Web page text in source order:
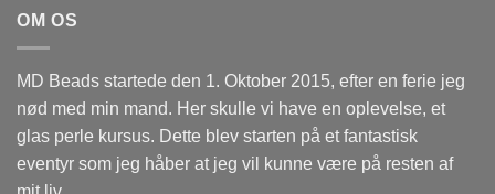
OM OS
MD Beads startede den 1. Oktober 2015, efter en ferie jeg
nød med min mand. Her skulle vi have en oplevelse, et
glas perle kursus. Dette blev starten på et fantastisk
eventyr som jeg håber at jeg vil kunne være på resten af